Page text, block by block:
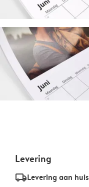
Levering
delivery_standard_v2Levering aan huis